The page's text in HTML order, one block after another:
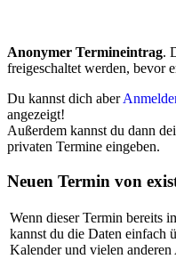
Anonymer Termineintrag.
freigeschaltet werden, bevor
Du kannst dich aber
angezeigt!
Außerdem kannst du dann
privaten Termine eingeben.
Neuen Termin von
Wenn dieser Termin bereits
kannst du die Daten einfach
Kalender und vielen